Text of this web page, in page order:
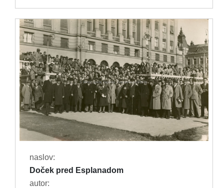
naslov:
Doček pred Esplanadom
autor: